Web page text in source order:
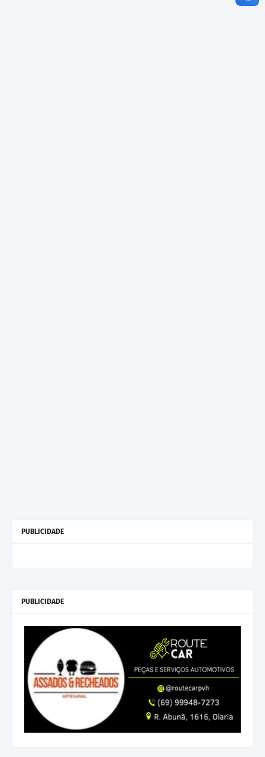
PUBLICIDADE
PUBLICIDADE